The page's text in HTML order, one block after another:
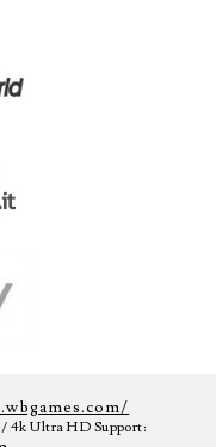
4k Ultra HD Support: